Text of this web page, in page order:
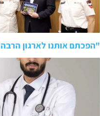
"הפכתם אותנו לארגון